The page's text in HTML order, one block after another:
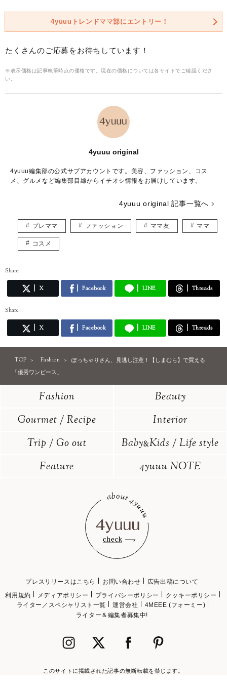
4yuuuトレンドママ部にエントリー！
たくさんのご応募をお待ちしています！
※表示価格は記事執筆時点の価格です。現在の価格については各サイトでご確認くださ
い。
4yuuu original
4yuuu編集部の公式サブアカウントです。美容、ファッション、コス
メ、グルメなど編集部目線からイチオシ情報をお届けしています。
4yuuu original 記事一覧へ
プレママ ファッション ママ友 ママ
コスメ
Share
X Facebook LINE Threads
Share
X Facebook LINE Threads
TOP Fashion
ぽっちゃりさん、見逃し注意！【しまむら】で買える
「優秀ワンピース」
Fashion
Beauty
Gourmet / Recipe
Interior
Trip / Go out
Baby&Kids / Life style
Feature
4yuuu NOTE
プレスリリースはこちら お問い合わせ
広告出稿について
利用規約
メディアポリシー プライバシーポリシー
クッキーポリシー
ライター／スペシャリスト一覧
運営会社
4MEEE (フォーミー)
ライター＆編集者募集中!
このサイトに掲載された記事の無断転載を禁じます。